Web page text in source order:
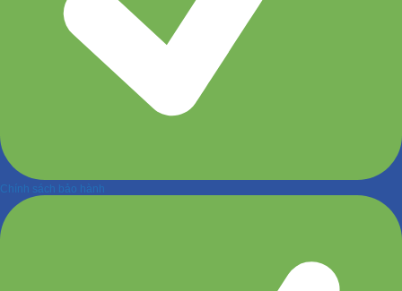
Chính sách bảo hành